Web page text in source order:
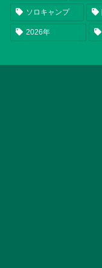
ソロキャンプ
2026年